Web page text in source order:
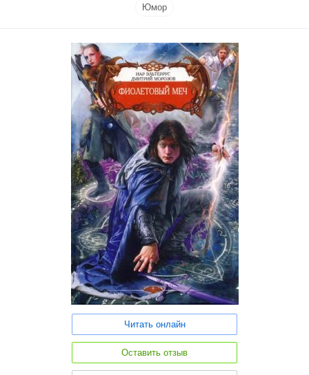
Юмор
Читать онлайн
Оставить отзыв